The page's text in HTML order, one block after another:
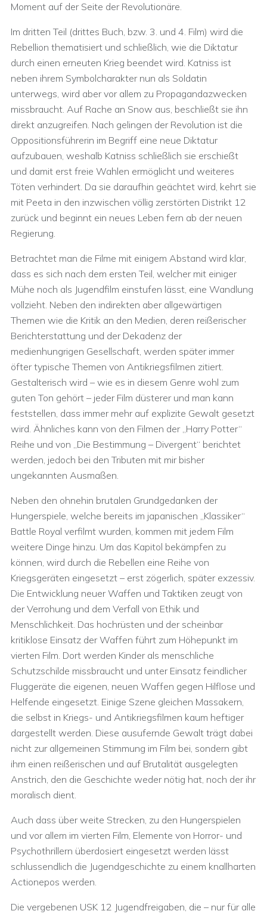
Moment auf der Seite der Revolutionäre.
Im dritten Teil (drittes Buch, bzw. 3. und 4. Film) wird die
Rebellion thematisiert und schließlich, wie die Diktatur
durch einen erneuten Krieg beendet wird. Katniss ist
neben ihrem Symbolcharakter nun als Soldatin
unterwegs, wird aber vor allem zu Propagandazwecken
missbraucht. Auf Rache an Snow aus, beschließt sie ihn
direkt anzugreifen. Nach gelingen der Revolution ist die
Oppositionsführerin im Begriff eine neue Diktatur
aufzubauen, weshalb Katniss schließlich sie erschießt
und damit erst freie Wahlen ermöglicht und weiteres
Töten verhindert. Da sie daraufhin geächtet wird, kehrt sie
mit Peeta in den inzwischen völlig zerstörten Distrikt 12
zurück und beginnt ein neues Leben fern ab der neuen
Regierung.
Betrachtet man die Filme mit einigem Abstand wird klar,
dass es sich nach dem ersten Teil, welcher mit einiger
Mühe noch als Jugendfilm einstufen lässt, eine Wandlung
vollzieht. Neben den indirekten aber allgewärtigen
Themen wie die Kritik an den Medien, deren reißerischer
Berichterstattung und der Dekadenz der
medienhungrigen Gesellschaft, werden später immer
öfter typische Themen von Antikriegsfilmen zitiert.
Gestalterisch wird – wie es in diesem Genre wohl zum
guten Ton gehört – jeder Film düsterer und man kann
feststellen, dass immer mehr auf explizite Gewalt gesetzt
wird. Ähnliches kann von den Filmen der „Harry Potter“
Reihe und von „Die Bestimmung – Divergent“ berichtet
werden, jedoch bei den Tributen mit mir bisher
ungekannten Ausmaßen.
Neben den ohnehin brutalen Grundgedanken der
Hungerspiele, welche bereits im japanischen „Klassiker“
Battle Royal verfilmt wurden, kommen mit jedem Film
weitere Dinge hinzu. Um das Kapitol bekämpfen zu
können, wird durch die Rebellen eine Reihe von
Kriegsgeräten eingesetzt – erst zögerlich, später exzessiv.
Die Entwicklung neuer Waffen und Taktiken zeugt von
der Verrohung und dem Verfall von Ethik und
Menschlichkeit. Das hochrüsten und der scheinbar
kritiklose Einsatz der Waffen führt zum Höhepunkt im
vierten Film. Dort werden Kinder als menschliche
Schutzschilde missbraucht und unter Einsatz feindlicher
Fluggeräte die eigenen, neuen Waffen gegen Hilflose und
Helfende eingesetzt. Einige Szene gleichen Massakern,
die selbst in Kriegs- und Antikriegsfilmen kaum heftiger
dargestellt werden. Diese ausufernde Gewalt trägt dabei
nicht zur allgemeinen Stimmung im Film bei, sondern gibt
ihm einen reißerischen und auf Brutalität ausgelegten
Anstrich, den die Geschichte weder nötig hat, noch der ihr
moralisch dient.
Auch dass über weite Strecken, zu den Hungerspielen
und vor allem im vierten Film, Elemente von Horror- und
Psychothrillern überdosiert eingesetzt werden lässt
schlussendlich die Jugendgeschichte zu einem knallharten
Actionepos werden.
Die vergebenen USK 12 Jugendfreigaben, die – nur für alle